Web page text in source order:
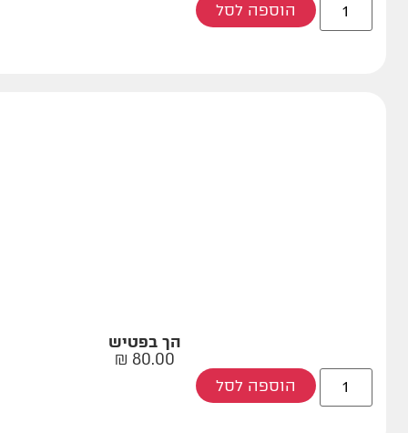
הוספה לסל
הך בפטיש
80.00
₪
הוספה לסל